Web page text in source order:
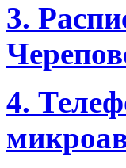
3.
4.